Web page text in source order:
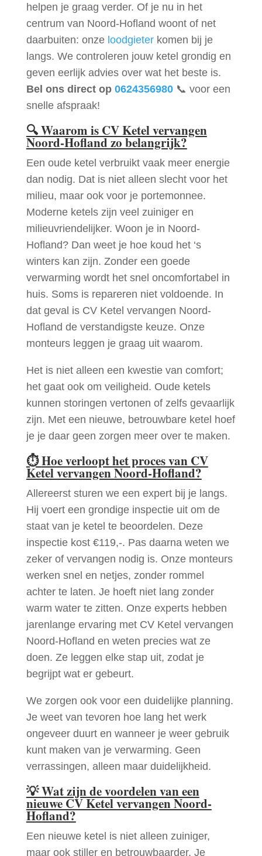
helpen je graag verder. Of je nu in het
centrum van Noord-Hofland woont of net
daarbuiten: onze loodgieterkomen bij je
langs. We controleren jouw ketel grondig en
geven eerlijk advies over wat het beste is.
Bel ons direct op 0624356980📞 voor een
snelle afspraak!
🔍Waarom is CV Ketel vervangen
Noord-Hofland zo belangrijk?
Een oude ketel verbruikt vaak meer energie
dan nodig. Dat is niet alleen slecht voor het
milieu, maar ook voor je portemonnee.
Moderne ketels zijn veel zuiniger en
milieuvriendelijker. Woon je in Noord-
Hofland? Dan weet je hoe koud het ‘s
winters kan zijn. Zonder een goede
verwarming wordt het snel oncomfortabel in
huis. Soms is repareren niet voldoende. In
dat geval is CV Ketel vervangen Noord-
Hofland de verstandigste keuze. Onze
monteurs leggen je graag uit waarom.
Het is niet alleen een kwestie van comfort;
het gaat ook om veiligheid. Oude ketels
kunnen storingen vertonen of zelfs gevaarlijk
zijn. Met een nieuwe, betrouwbare ketel hoef
je je daar geen zorgen meer over te maken.
⏱Hoe verloopt het proces van CV
Ketel vervangen Noord-Hofland?
Allereerst sturen we een expert bij je langs.
Hij voert een grondige inspectie uit om de
staat van je ketel te beoordelen. Deze
inspectie kost €119,-. Pas daarna weten we
zeker of vervangen nodig is. Onze monteurs
werken snel en netjes, zonder rommel
achter te laten. Je hoeft niet lang zonder
warm water te zitten. Onze experts hebben
jarenlange ervaring met CV Ketel vervangen
Noord-Hofland en weten precies wat ze
doen. Ze leggen elke stap uit, zodat je
begrijpt wat er gebeurt.
We zorgen ook voor een duidelijke planning.
Je weet van tevoren hoe lang het werk
ongeveer duurt en wanneer je weer gebruik
kunt maken van je verwarming. Geen
verrassingen, alleen maar duidelijkheid.
💡Wat zijn de voordelen van een
nieuwe CV Ketel vervangen Noord-
Hofland?
Een nieuwe ketel is niet alleen zuiniger,
maar ook stiller en betrouwbaarder. Je